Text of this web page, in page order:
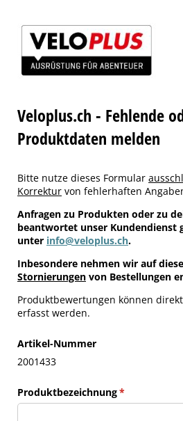
Veloplus.ch - Fehlende
Produktdaten melden
Bitte nutze dieses Formular
Korrektur von fehlerhaften
Anfragen zu Produkten oder zu
beantwortet unser Kundendienst
unter info@veloplus.ch.
Inbesondere nehmen wir auf
Stornierungen von Bestellungen
Produktbewertungen können
erfasst werden.
Artikel-Nummer
2001433
Produktbezeichnung*
(erforderlich)